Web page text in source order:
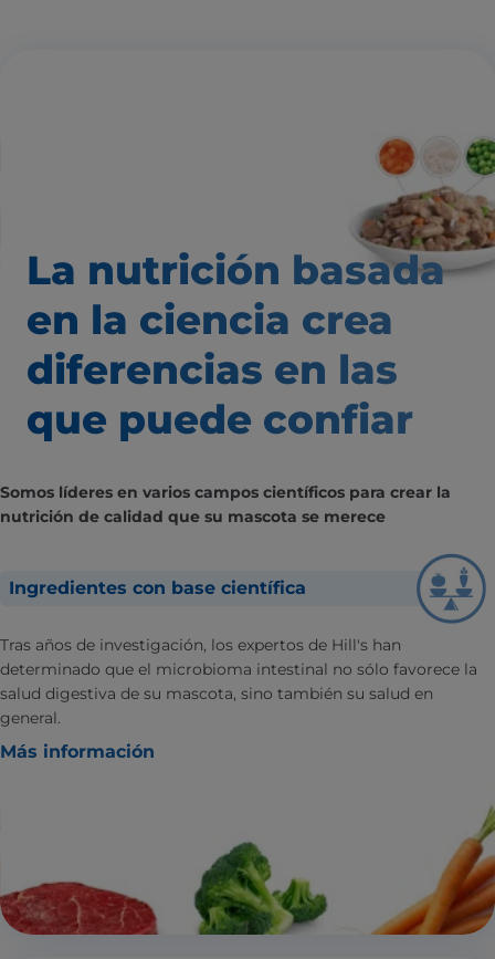
La nutrición basada
en la ciencia crea
diferencias en las
que puede confiar
Somos líderes en varios campos científicos para crear la
nutrición de calidad que su mascota se merece
Ingredientes con base científica
Tras años de investigación, los expertos de Hill's han
determinado que el microbioma intestinal no sólo favorece la
salud digestiva de su mascota, sino también su salud en
general.
Más información